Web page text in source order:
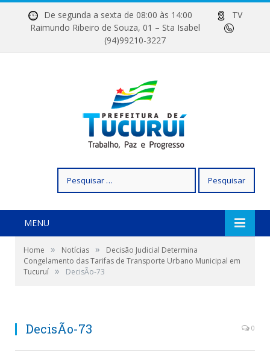
De segunda a sexta de 08:00 às 14:00
TV
Raimundo Ribeiro de Souza, 01 – Sta Isabel
(94)99210-3227
por:
MENU
Home » Notícias »
Decisão Judicial Determina
Congelamento das Tarifas de Transporte Urbano Municipal em
Tucuruí » DecisÃo-73
DecisÃo-73 0